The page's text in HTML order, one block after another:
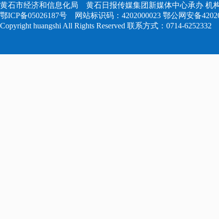
黄石市经济和信息化局 黄石日报传媒集团新媒体中心承办 机
鄂ICP备05026187号 网站标识码：4202000023 鄂公网安备
Copyright huangshi All Rights Reserved 联系方式：0714-6252332